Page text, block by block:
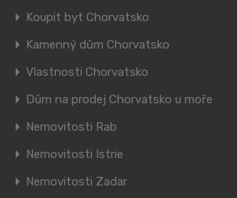
Koupit byt Chorvatsko
Kamenný dům Chorvatsko
Vlastnosti Chorvatsko
Dům na prodej Chorvatsko u moře
Nemovitosti Rab
Nemovitosti Istrie
Nemovitosti Zadar